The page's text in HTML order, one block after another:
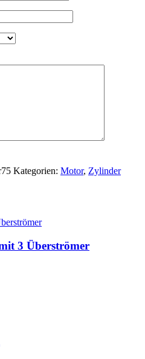
Kategorien: Motor, Zylinder
3 Überströmer